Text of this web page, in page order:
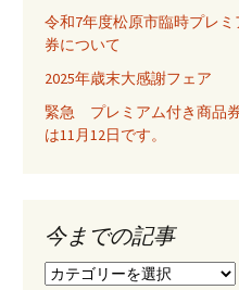
令和7年度松原市臨時プレ
券について
2025年歳末大感謝フェア
緊急 プレミアム付き商品
は11月12日です。
今までの記事
今